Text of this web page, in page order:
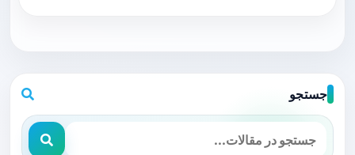
جستجو